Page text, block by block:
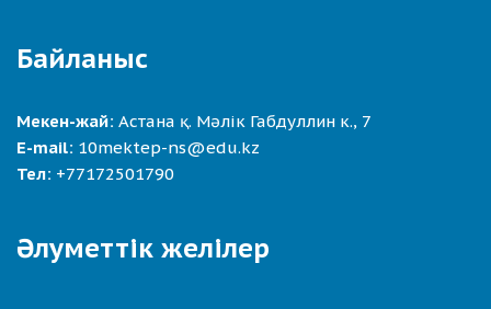
Байланыс
Мекен-жай: Астана қ. Мәлік Габдуллин к., 7
E-mail: 10mektep-ns@edu.kz
Тел: +77172501790
Әлуметтік желілер